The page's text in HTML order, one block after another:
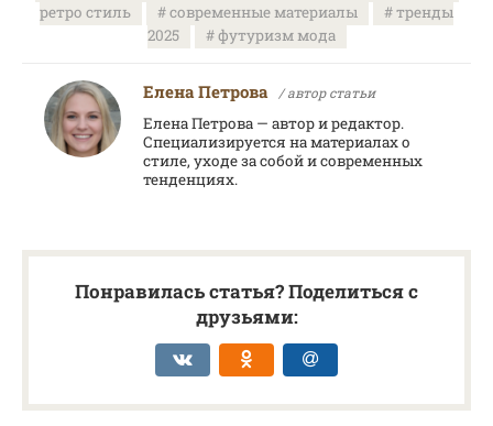
ретро стиль
современные материалы
тренды
2025
футуризм мода
Елена Петрова / автор статьи
Елена Петрова — автор и редактор.
Специализируется на материалах о
стиле, уходе за собой и современных
тенденциях.
Понравилась статья? Поделиться с
друзьями: